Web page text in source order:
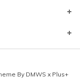
By DMWS x Plus+